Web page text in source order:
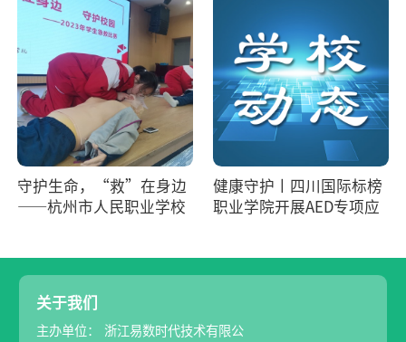
守护生命，“救”在身边
——杭州市人民职业学校
健康守护丨四川国际标榜
职业学院开展AED专项应
关于我们
主办单位：
浙江易数时代技术有限公